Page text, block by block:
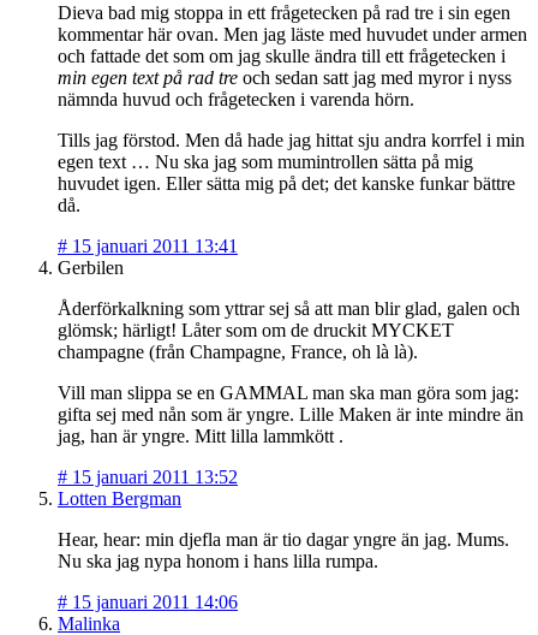
Dieva bad mig stoppa in ett frågetecken på rad tre i sin egen
kommentar här ovan. Men jag läste med huvudet under armen
och fattade det som om jag skulle ändra till ett frågetecken i
min egen text på rad tre och sedan satt jag med myror i nyss
nämnda huvud och frågetecken i varenda hörn.
Tills jag förstod. Men då hade jag hittat sju andra korrfel i min
egen text … Nu ska jag som mumintrollen sätta på mig
huvudet igen. Eller sätta mig på det; det kanske funkar bättre
då.
# 15 januari 2011 13:41
Gerbilen
Åderförkalkning som yttrar sej så att man blir glad, galen och
glömsk; härligt! Låter som om de druckit MYCKET
champagne (från Champagne, France, oh là là).
Vill man slippa se en GAMMAL man ska man göra som jag:
gifta sej med nån som är yngre. Lille Maken är inte mindre än
jag, han är yngre. Mitt lilla lammkött .
# 15 januari 2011 13:52
Lotten Bergman
Hear, hear: min djefla man är tio dagar yngre än jag. Mums.
Nu ska jag nypa honom i hans lilla rumpa.
# 15 januari 2011 14:06
Malinka